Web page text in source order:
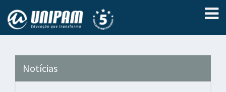
Notícias